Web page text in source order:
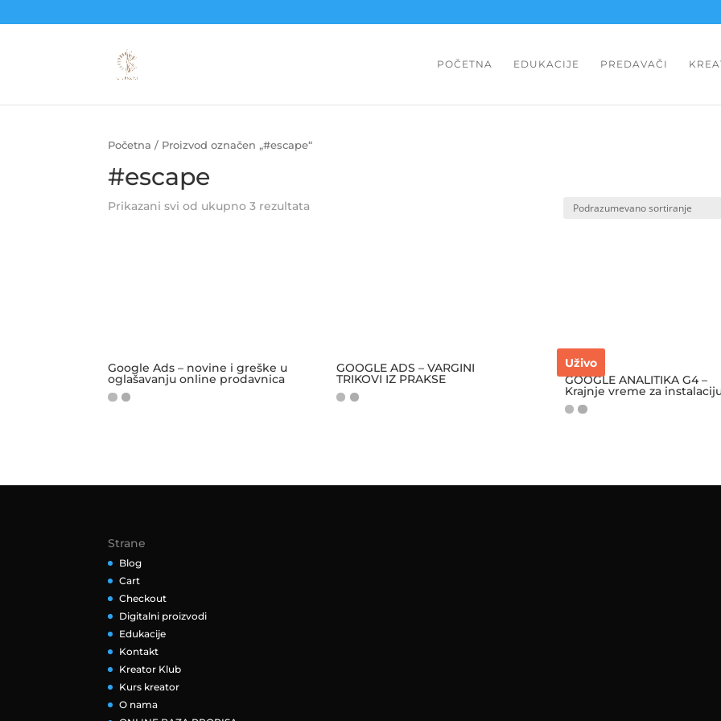
POČETNA EDUKACIJE PREDAVAČI
Početna / Proizvod označen „#escape“
#escape
Prikazani svi od ukupno 3 rezultata
Google Ads – novine i greške u
oglašavanju online prodavnica
GOOGLE ADS – VARGINI
TRIKOVI IZ PRAKSE
Uživo
GOOGLE ANALITIKA G4 –
Krajnje vreme za
Strane
Blog
Cart
Checkout
Digitalni proizvodi
Edukacije
Kontakt
Kreator Klub
Kurs kreator
O nama